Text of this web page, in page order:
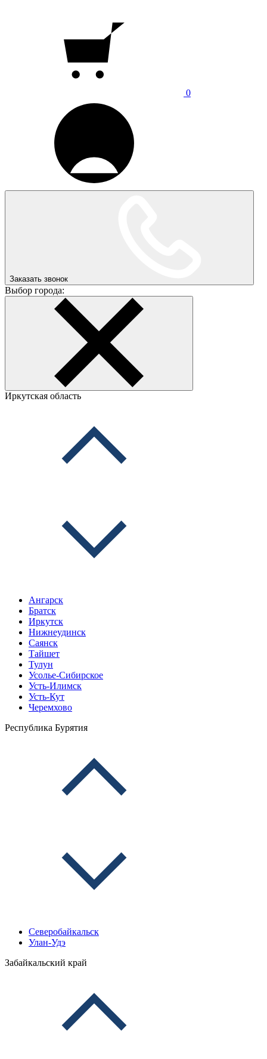
0
Заказать звонок
Выбор города:
Иркутская область
Ангарск
Братск
Иркутск
Нижнеудинск
Саянск
Тайшет
Тулун
Усолье-Сибирское
Усть-Илимск
Усть-Кут
Черемхово
Республика Бурятия
Северобайкальск
Улан-Удэ
Забайкальский край